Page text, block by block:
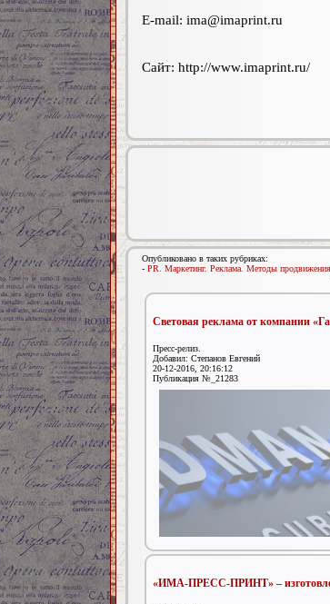
E-mail: ima@imaprint.ru
Сайт: http://www.imaprint.ru/
Опубликовано в таких рубриках:
- PR. Маркетинг. Реклама. Методы продвижения
Световая реклама от компании
Пресс-релиз.
Добавил: Степанов Евгений
20-12-2016, 20:16:12
Публикация №_21283
«ИМА-ПРЕСС-ПРИНТ» –